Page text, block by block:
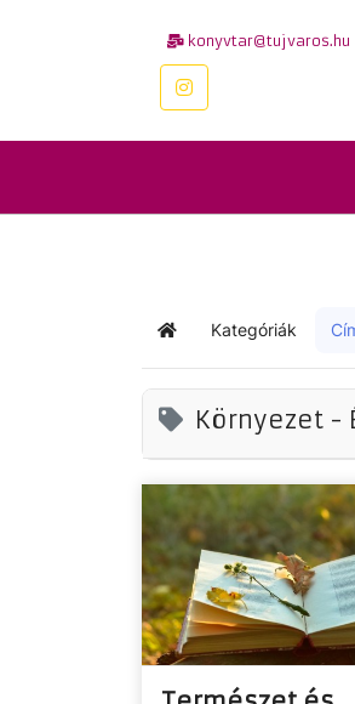
konyvtar@tujvaros.hu
KezdőlapKategóriák
Környezet -